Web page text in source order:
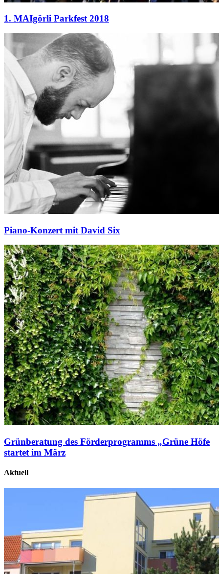
1. MAIgörli Parkfest 2018
Piano-Konzert mit David Six
Grünberatung des Förderprogramms „Grüne Höfe
startet im März
Aktuell